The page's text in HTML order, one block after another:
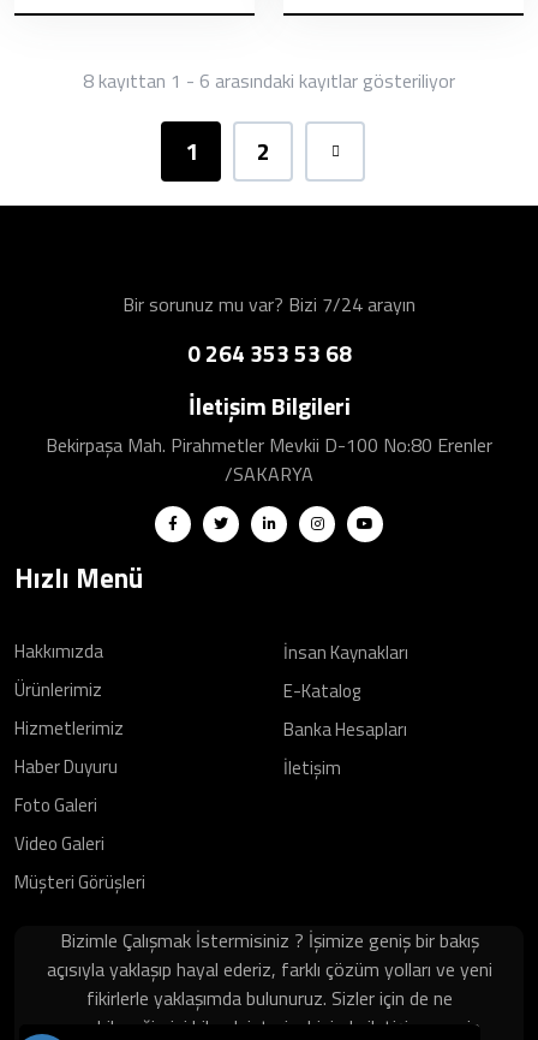
8 kayıttan 1 - 6 arasındaki kayıtlar gösteriliyor
1 2
Bir sorunuz mu var? Bizi 7/24 arayın
0 264 353 53 68
İletişim Bilgileri
Bekirpaşa Mah. Pirahmetler Mevkii D-100 No:80 Erenler
/SAKARYA
Hızlı Menü
Hakkımızda
Ürünlerimiz
Hizmetlerimiz
Haber Duyuru
Foto Galeri
Video Galeri
Müşteri Görüşleri
İnsan Kaynakları
E-Katalog
Banka Hesapları
İletişim
Bizimle Çalışmak İstermisiniz ? İşimize geniş bir bakış
açısıyla yaklaşıp hayal ederiz, farklı çözüm yolları ve yeni
fikirlerle yaklaşımda bulunuruz. Sizler için de ne
yapabileceğimizi bilmek isteriz, bizimle iletişime geçip